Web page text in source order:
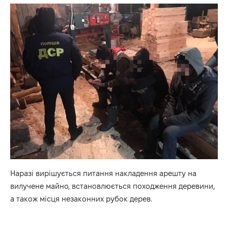
Наразі вирішується питання накладення арешту на
вилучене майно, встановлюється походження деревини,
а також місця незаконних рубок дерев.